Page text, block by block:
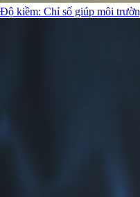
Độ kiềm: Chỉ số giúp môi